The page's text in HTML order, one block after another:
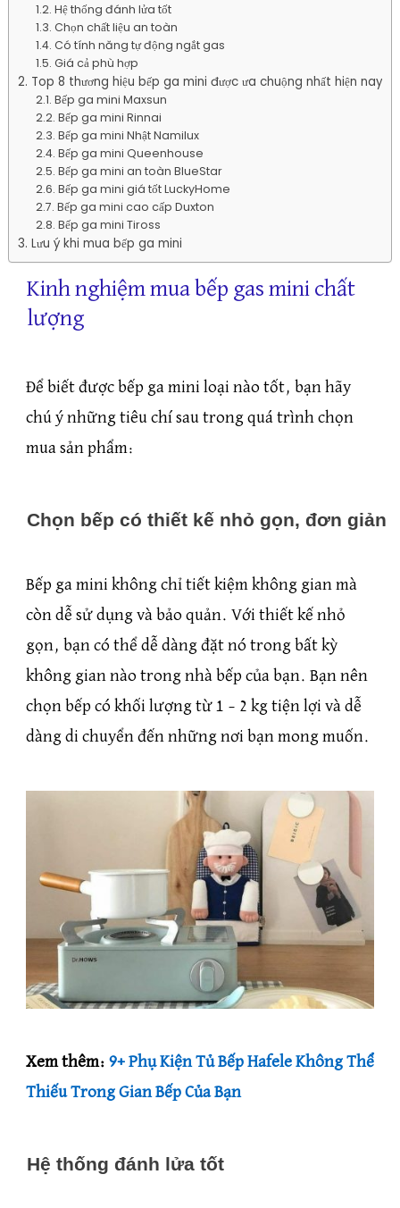
Hệ thống đánh lửa tốt
Chọn chất liệu an toàn
Có tính năng tự động ngắt gas
Giá cả phù hợp
Top 8 thương hiệu bếp ga mini được ưa chuộng nhất hiện nay
Bếp ga mini Maxsun
Bếp ga mini Rinnai
Bếp ga mini Nhật Namilux
Bếp ga mini Queenhouse
Bếp ga mini an toàn BlueStar
Bếp ga mini giá tốt LuckyHome
Bếp ga mini cao cấp Duxton
Bếp ga mini Tiross
Lưu ý khi mua bếp ga mini
Kinh nghiệm mua bếp gas mini chất
lượng
Để biết được bếp ga mini loại nào tốt, bạn hãy
chú ý những tiêu chí sau trong quá trình chọn
mua sản phẩm:
Chọn bếp có thiết kế nhỏ gọn, đơn giản
Bếp ga mini không chỉ tiết kiệm không gian mà
còn dễ sử dụng và bảo quản. Với thiết kế nhỏ
gọn, bạn có thể dễ dàng đặt nó trong bất kỳ
không gian nào trong nhà bếp của bạn. Bạn nên
chọn bếp có khối lượng từ 1 – 2 kg tiện lợi và dễ
dàng di chuyển đến những nơi bạn mong muốn.
Xem thêm: 9+ Phụ Kiện Tủ Bếp Hafele Không Thể
Thiếu Trong Gian Bếp Của Bạn
Hệ thống đánh lửa tốt